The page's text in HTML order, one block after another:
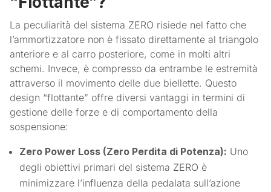
La peculiarità del sistema ZERO risiede nel fatto che
l’ammortizzatore non è fissato direttamente al triangolo
anteriore e al carro posteriore, come in molti altri
schemi. Invece, è compresso da entrambe le estremità
attraverso il movimento delle due biellette. Questo
design “flottante” offre diversi vantaggi in termini di
gestione delle forze e di comportamento della
sospensione:
Zero Power Loss (Zero Perdita di Potenza): Uno
degli obiettivi primari del sistema ZERO è
minimizzare l’influenza della pedalata sull’azione